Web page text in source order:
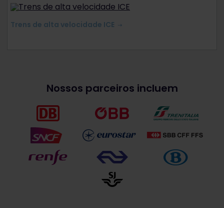
Trens de alta velocidade ICE
Nossos parceiros incluem